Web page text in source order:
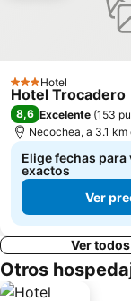
3 Estrellas
Hotel
Hotel Trocadero
8,6 Excelente (153
Necochea, a 3.1
Elige fechas
exactos
Ver
Ver
Otros